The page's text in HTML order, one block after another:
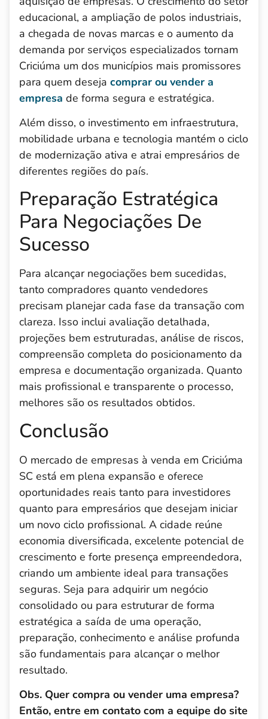
educacional, a ampliação de polos industriais,
a chegada de novas marcas e o aumento da
demanda por serviços especializados tornam
Criciúma um dos municípios mais promissores
para quem deseja comprar ou vender a
empresa de forma segura e estratégica.
Além disso, o investimento em infraestrutura,
mobilidade urbana e tecnologia mantém o ciclo
de modernização ativa e atrai empresários de
diferentes regiões do país.
Preparação Estratégica
Para Negociações De
Sucesso
Para alcançar negociações bem sucedidas,
tanto compradores quanto vendedores
precisam planejar cada fase da transação com
clareza. Isso inclui avaliação detalhada,
projeções bem estruturadas, análise de riscos,
compreensão completa do posicionamento da
empresa e documentação organizada. Quanto
mais profissional e transparente o processo,
melhores são os resultados obtidos.
Conclusão
O mercado de empresas à venda em Criciúma
SC está em plena expansão e oferece
oportunidades reais tanto para investidores
quanto para empresários que desejam iniciar
um novo ciclo profissional. A cidade reúne
economia diversificada, excelente potencial de
crescimento e forte presença empreendedora,
criando um ambiente ideal para transações
seguras. Seja para adquirir um negócio
consolidado ou para estruturar de forma
estratégica a saída de uma operação,
preparação, conhecimento e análise profunda
são fundamentais para alcançar o melhor
resultado.
Obs. Quer compra ou vender uma empresa?
Então, entre em contato com a equipe do site